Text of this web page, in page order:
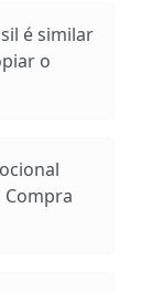
é similar
o